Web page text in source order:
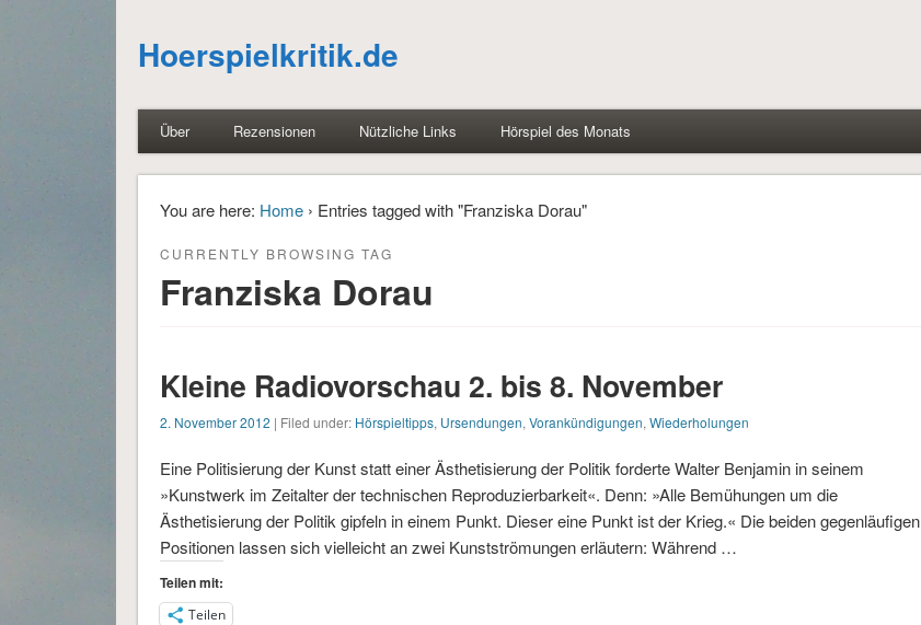
Hoerspielkritik.de
Über Rezensionen Nützliche Links Hörspiel des Monats
You are here: Home› Entries tagged with "Franziska Dorau"
CURRENTLY BROWSING TAG
Franziska Dorau
Kleine Radiovorschau 2. bis 8. November
2. November 2012 | Filed under: Hörspieltipps, Ursendungen, Vorankündigungen, Wiederholungen
Eine Politisierung der Kunst statt einer Ästhetisierung der Politik forderte Walter Benjamin in seinem
»Kunstwerk im Zeitalter der technischen Reproduzierbarkeit«. Denn: »Alle Bemühungen um die
Ästhetisierung der Politik gipfeln in einem Punkt. Dieser eine Punkt ist der Krieg.« Die beiden gegenläufigen
Positionen lassen sich vielleicht an zwei Kunstströmungen erläutern: Während …
Teilen mit:
Teilen